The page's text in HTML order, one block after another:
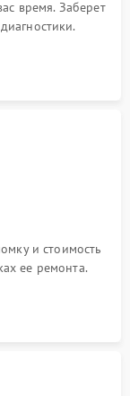
время. Заберет
и стоимость
ее ремонта.